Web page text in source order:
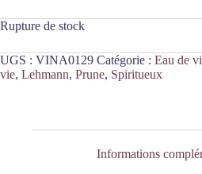
Rupture de stock
UGS : VINA0129 Catégorie : Eau de
vie, Lehmann, Prune, Spiritueux
Informations